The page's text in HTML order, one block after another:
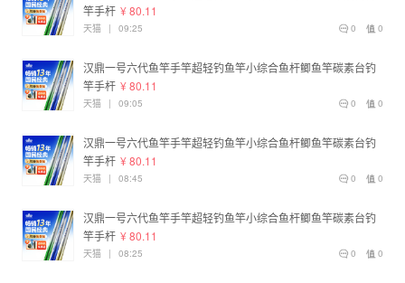
竿手杆 ¥ 80.11
0
0
天猫 | 09:25
汉鼎一号六代鱼竿手竿超轻钓鱼竿小综合鱼杆鲫鱼竿碳素台钓
竿手杆 ¥ 80.11
0
0
天猫 | 09:05
汉鼎一号六代鱼竿手竿超轻钓鱼竿小综合鱼杆鲫鱼竿碳素台钓
竿手杆 ¥ 80.11
0
0
天猫 | 08:45
汉鼎一号六代鱼竿手竿超轻钓鱼竿小综合鱼杆鲫鱼竿碳素台钓
竿手杆 ¥ 80.11
0
0
天猫 | 08:25